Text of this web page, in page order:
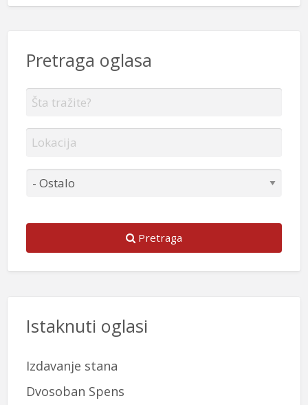
Pretraga oglasa
Pretraga
Istaknuti oglasi
Izdavanje stana
Dvosoban Spens